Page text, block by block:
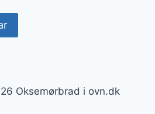
Oksemørbrad i ovn.dk